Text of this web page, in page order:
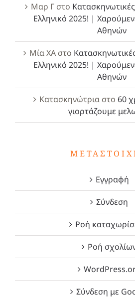
Μαρ Γστο
Ελληνικό 2025! |
Αθηνών
Μία ΧΑστο
Ελληνικό 2025! |
Αθηνών
Κατασκηνώτρια στο 60
γιορτάζουμε
Εγγραφή
Σύνδεση
Ροή
Ροή
Σύνδεση με